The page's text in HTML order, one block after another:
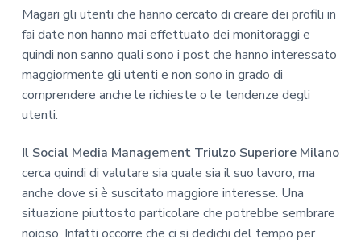
Magari gli utenti che hanno cercato di creare dei profili in
fai date non hanno mai effettuato dei monitoraggi e
quindi non sanno quali sono i post che hanno interessato
maggiormente gli utenti e non sono in grado di
comprendere anche le richieste o le tendenze degli
utenti.
Il Social Media Management Triulzo Superiore Milano
cerca quindi di valutare sia quale sia il suo lavoro, ma
anche dove si è suscitato maggiore interesse. Una
situazione piuttosto particolare che potrebbe sembrare
noioso. Infatti occorre che ci si dedichi del tempo per